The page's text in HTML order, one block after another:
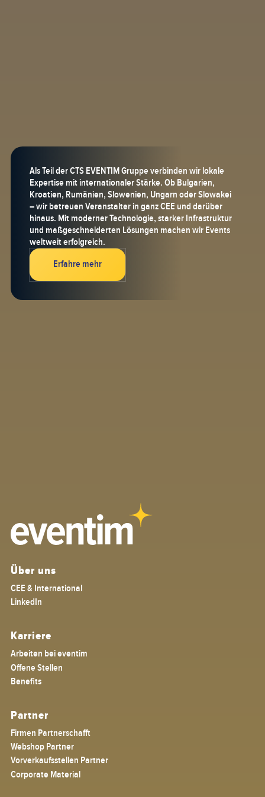
Als Teil der CTS EVENTIM Gruppe verbinden wir lokale
Expertise mit internationaler Stärke. Ob Bulgarien,
Kroatien, Rumänien, Slowenien, Ungarn oder Slowakei
– wir betreuen Veranstalter in ganz CEE und darüber
hinaus. Mit moderner Technologie, starker Infrastruktur
und maßgeschneiderten Lösungen machen wir Events
weltweit erfolgreich.
Erfahre mehr
Über uns
CEE & International
LinkedIn
Karriere
Arbeiten bei eventim
Offene Stellen
Benefits
Partner
Firmen Partnerschafft
Webshop Partner
Vorverkaufsstellen Partner
Corporate Material